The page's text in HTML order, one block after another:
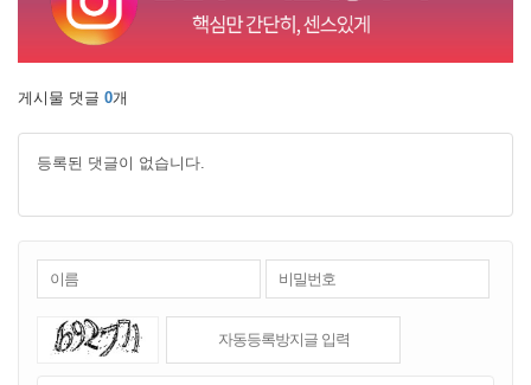
게시물 댓글 0개
등록된 댓글이 없습니다.